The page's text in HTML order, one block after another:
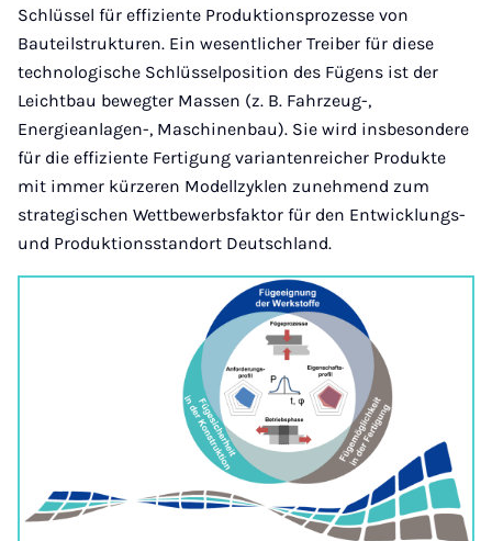
Schlüssel für effiziente Produktionsprozesse von
Bauteilstrukturen. Ein wesentlicher Treiber für diese
technologische Schlüsselposition des Fügens ist der
Leichtbau bewegter Massen (z. B. Fahrzeug-,
Energieanlagen-, Maschinenbau). Sie wird insbesondere
für die effiziente Fertigung variantenreicher Produkte
mit immer kürzeren Modellzyklen zunehmend zum
strategischen Wettbewerbsfaktor für den Entwicklungs-
und Produktionsstandort Deutschland.